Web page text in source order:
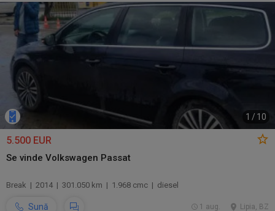
1 / 10
5.500 EUR
Se vinde Volkswagen Passat
Break | 2014 | 301.050 km | 1.968 cmc | diesel
Sună Lipia, BZ
1 aug.